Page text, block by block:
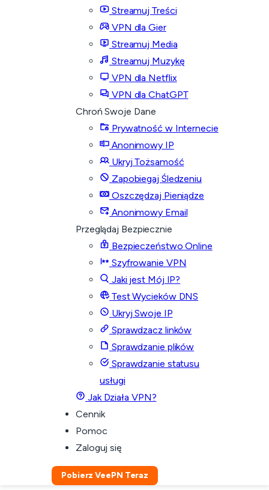
Streamuj Treści
VPN dla Gier
Streamuj Media
Streamuj Muzykę
VPN dla Netflix
VPN dla ChatGPT
Chroń Swoje Dane
Prywatność w Internecie
Anonimowy IP
Ukryj Tożsamość
Zapobiegaj Śledzeniu
Oszczędzaj Pieniądze
Anonimowy Email
Przeglądaj Bezpiecznie
Bezpieczeństwo Online
Szyfrowanie VPN
Jaki jest Mój IP?
Test Wycieków DNS
Ukryj Swoje IP
Sprawdzacz linków
Sprawdzanie plików
Sprawdzanie statusu
usługi
Jak Działa VPN?
Cennik
Pomoc
Zaloguj się
Pobierz VeePN Teraz